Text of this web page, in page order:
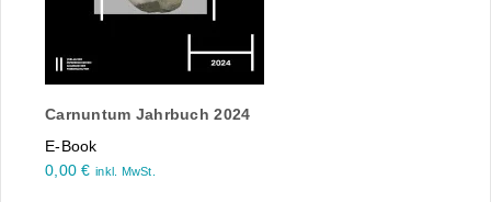
Carnuntum Jahrbuch 2024
E-Book
0,00€ inkl. MwSt.